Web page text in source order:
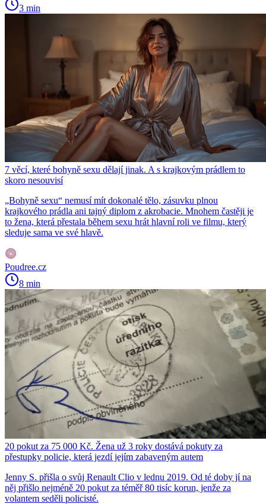
3 min
7 věcí, které bohyně sexu dělají jinak. A s krajkovým prádlem to
skoro nesouvisí
„Bohyně sexu“ nemusí mít dokonalé tělo, zásuvku plnou
krajkového prádla ani tajný diplom z akrobacie. Mnohem častěji je
to žena, která přestala během sexu hrát hlavní roli ve filmu, který
sleduje sama ve své hlavě.
Poudree.cz
8 min
20 pokut za 75 000 Kč. Žena už 3 roky dostává pokuty za
přestupky policie, která jezdí jejím zabaveným autem
Jenny S. přišla o svůj Renault Clio v lednu 2019. Od té doby jí na
něj přišlo nejméně 20 pokut za téměř 80 tisíc korun, jenže za
volantem seděli policisté.